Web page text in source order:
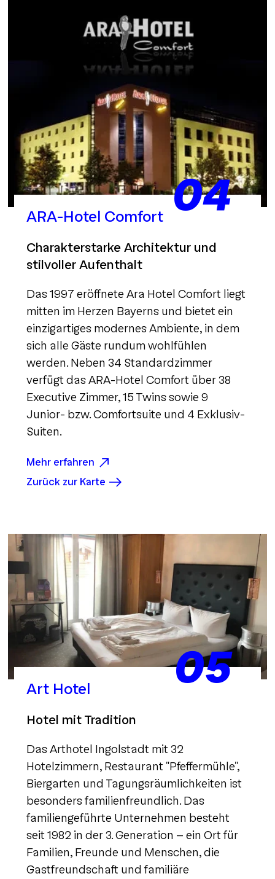
04
ARA-Hotel Comfort
Charakterstarke Architektur und
stilvoller Aufenthalt
Das 1997 eröffnete Ara Hotel Comfort liegt
mitten im Herzen Bayerns und bietet ein
einzigartiges modernes Ambiente, in dem
sich alle Gäste rundum wohlfühlen
werden. Neben 34 Standardzimmer
verfügt das ARA-Hotel Comfort über 38
Executive Zimmer, 15 Twins sowie 9
Junior- bzw. Comfortsuite und 4 Exklusiv-
Suiten.
Mehr erfahren
Zurück zur Karte
05
Art Hotel
Hotel mit Tradition
Das Arthotel Ingolstadt mit 32
Hotelzimmern, Restaurant "Pfeffermühle",
Biergarten und Tagungsräumlichkeiten ist
besonders familienfreundlich. Das
familiengeführte Unternehmen besteht
seit 1982 in der 3. Generation - ein Ort für
Familien, Freunde und Menschen, die
Gastfreundschaft und familiäre